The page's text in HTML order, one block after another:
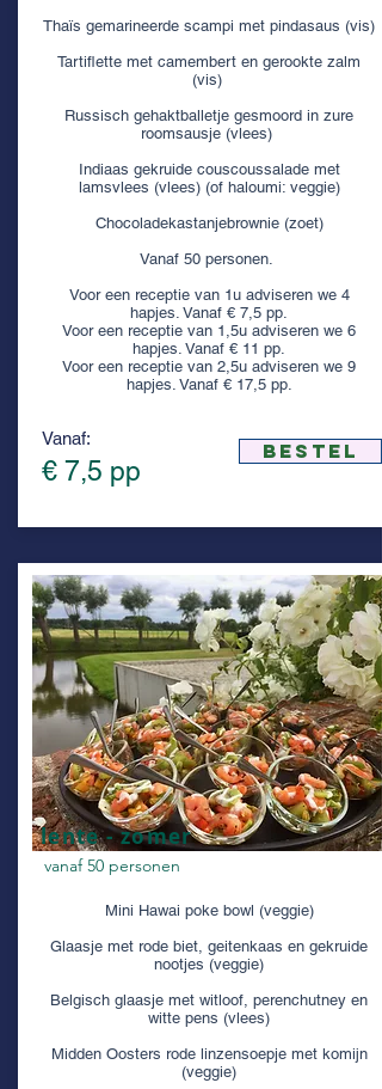
Thaïs gemarineerde scampi met pindasaus (vis)
Tartiflette met camembert en gerookte zalm
(vis)
Russisch gehaktballetje gesmoord in zure
roomsausje (vlees)
Indiaas gekruide couscoussalade met
lamsvlees (vlees) (of haloumi: veggie)
Chocoladekastanjebrownie (zoet)
Vanaf 50 personen.
Voor een receptie van 1u adviseren we 4
hapjes. Vanaf € 7,5 pp.
Voor een receptie van 1,5u adviseren we 6
hapjes. Vanaf € 11 pp.
Voor een receptie van 2,5u adviseren we 9
hapjes. Vanaf € 17,5 pp.
Vanaf:
€ 7,5 pp
bestel
lente - zomer
vanaf 50 personen
Mini Hawai poke bowl (veggie)
Glaasje met rode biet, geitenkaas en gekruide
nootjes (veggie)
Belgisch glaasje met witloof, perenchutney en
witte pens (vlees)
Midden Oosters rode linzensoepje met komijn
(veggie)